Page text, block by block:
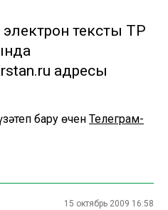
тексты ТР
адресы
бару өчен Телеграм-
15 октябрь 2009 16:58